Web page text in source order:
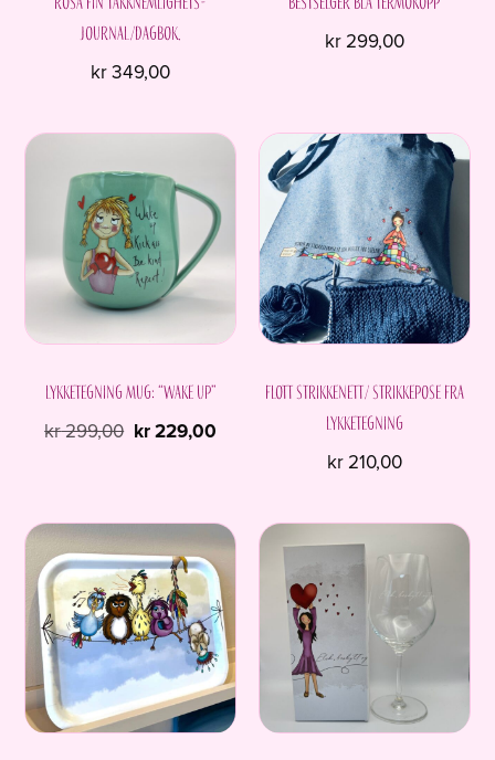
journal/dagbok.
kr349,00
kr299,00
Lykketegning Mug: “Wake up”
kr299,00 Opprinnelig
kr229,00
Flott strikkenett/ strikkepose fra
Lykketegning
kr210,00
produktet
har
flere
varianter.
Alternativene
kan
velges
på